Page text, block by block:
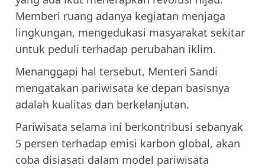
Memberi ruang adanya kegiatan menjaga
lingkungan, mengedukasi masyarakat sekitar
untuk peduli terhadap perubahan iklim.
Menanggapi hal tersebut, Menteri Sandi
mengatakan pariwisata ke depan basisnya
adalah kualitas dan berkelanjutan.
Pariwisata selama ini berkontribusi sebanyak
5 persen terhadap emisi karbon global, akan
coba disiasati dalam model pariwisata